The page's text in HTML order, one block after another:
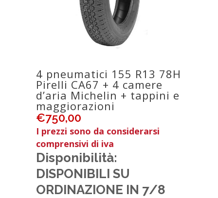
4 pneumatici 155 R13 78H
Pirelli CA67 + 4 camere
d’aria Michelin + tappini e
maggiorazioni
€750,00
I prezzi sono da considerarsi
comprensivi di iva
Disponibilità:
DISPONIBILI SU
ORDINAZIONE IN 7/8